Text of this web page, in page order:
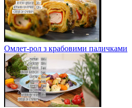
Омлет-рол з крабовими паличками